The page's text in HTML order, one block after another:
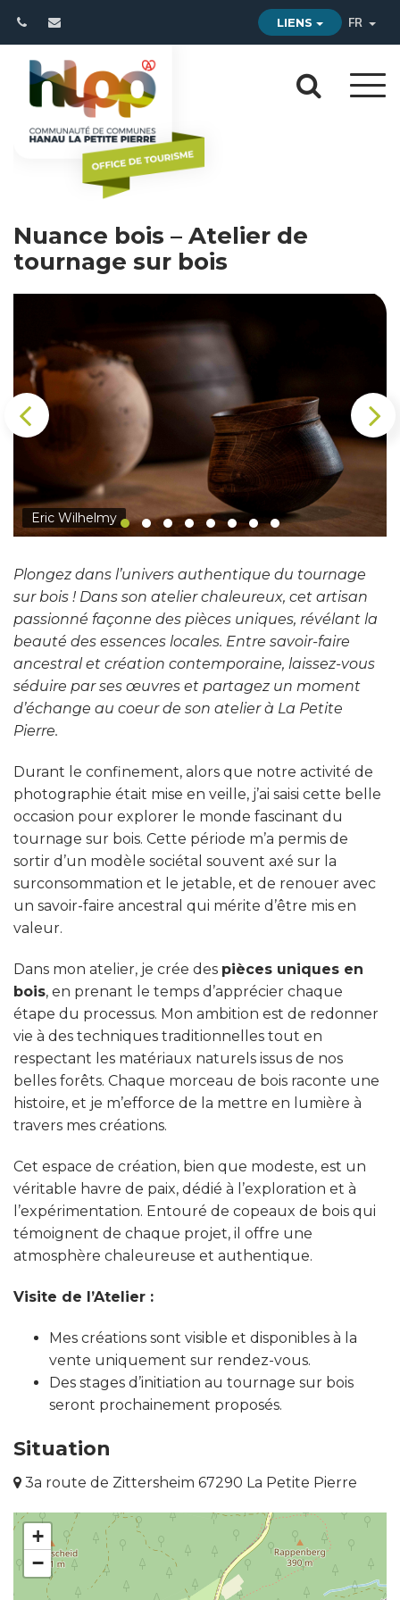
LIENS
FR
Aller
Aller
à
Nuance bois – Atelier de
tournage sur bois
Eric Wilhelmy
Plongez dans l’univers authentique du tournage
sur bois ! Dans son atelier chaleureux, cet artisan
passionné façonne des pièces uniques, révélant la
beauté des essences locales. Entre savoir-faire
ancestral et création contemporaine, laissez-vous
séduire par ses œuvres et partagez un moment
d’échange au coeur de son atelier à La Petite
Pierre.
Durant le confinement, alors que notre activité de
photographie était mise en veille, j’ai saisi cette belle
occasion pour explorer le monde fascinant du
tournage sur bois. Cette période m’a permis de
sortir d’un modèle sociétal souvent axé sur la
surconsommation et le jetable, et de renouer avec
un savoir-faire ancestral qui mérite d’être mis en
valeur.
Dans mon atelier, je crée des pièces uniques en
bois, en prenant le temps d’apprécier chaque
étape du processus. Mon ambition est de redonner
vie à des techniques traditionnelles tout en
respectant les matériaux naturels issus de nos
belles forêts. Chaque morceau de bois raconte une
histoire, et je m’efforce de la mettre en lumière à
travers mes créations.
Cet espace de création, bien que modeste, est un
véritable havre de paix, dédié à l’exploration et à
l’expérimentation. Entouré de copeaux de bois qui
témoignent de chaque projet, il offre une
atmosphère chaleureuse et authentique.
Visite de l’Atelier :
Mes créations sont visible et disponibles à la
vente uniquement sur rendez-vous.
Des stages d’initiation au tournage sur bois
seront prochainement proposés.
Situation
3a route de Zittersheim 67290 La Petite Pierre
+
−